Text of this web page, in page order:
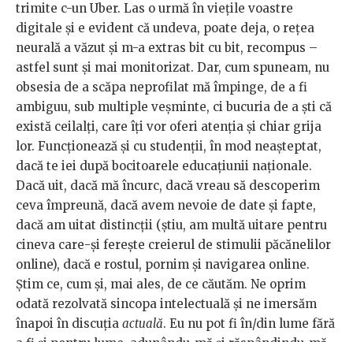
trimite c-un Uber. Las o urmă în viețile voastre
digitale și e evident că undeva, poate deja, o rețea
neurală a văzut și m-a extras bit cu bit, recompus –
astfel sunt și mai monitorizat. Dar, cum spuneam, nu
obsesia de a scăpa neprofilat mă împinge, de a fi
ambiguu, sub multiple veșminte, ci bucuria de a ști că
există ceilalți, care îți vor oferi atenția și chiar grija
lor. Funcționează și cu studenții, în mod neașteptat,
dacă te iei după bocitoarele educațiunii naționale.
Dacă uit, dacă mă încurc, dacă vreau să descoperim
ceva împreună, dacă avem nevoie de date și fapte,
dacă am uitat distincții (știu, am multă uitare pentru
cineva care-și ferește creierul de stimulii păcănelilor
online), dacă e rostul, pornim și navigarea online.
Știm ce, cum și, mai ales, de ce căutăm. Ne oprim
odată rezolvată sincopa intelectuală și ne imersăm
înapoi în discuția actuală. Eu nu pot fi în/din lume fără